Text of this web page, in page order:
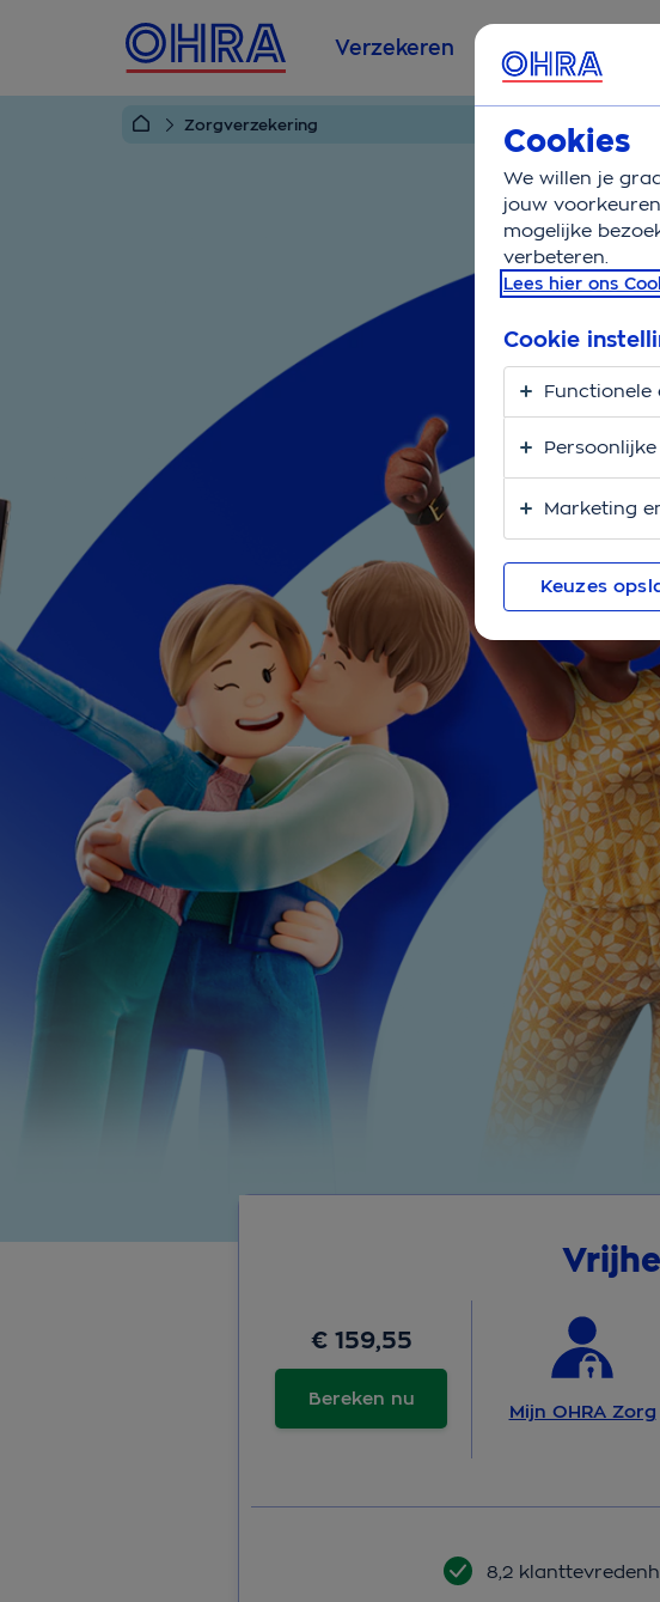
Verzekeren Service &
Zorgverzekering
€ 159,55
Bereken nu
Mijn OHRA Zorg
8,2
Cookies
We willen je
jouw
mogelijke
verbeteren.
Lees hier ons
Cookie
Functionele
Marketing
Keuzes